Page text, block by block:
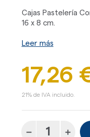
Cajas Pastelería
16 x 8 cm.
Leer más
17,26
21% de IVA incluido.